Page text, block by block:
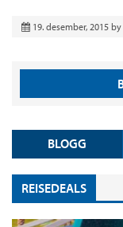
19. desember, 2015 by
BLOGG
REISEDEALS